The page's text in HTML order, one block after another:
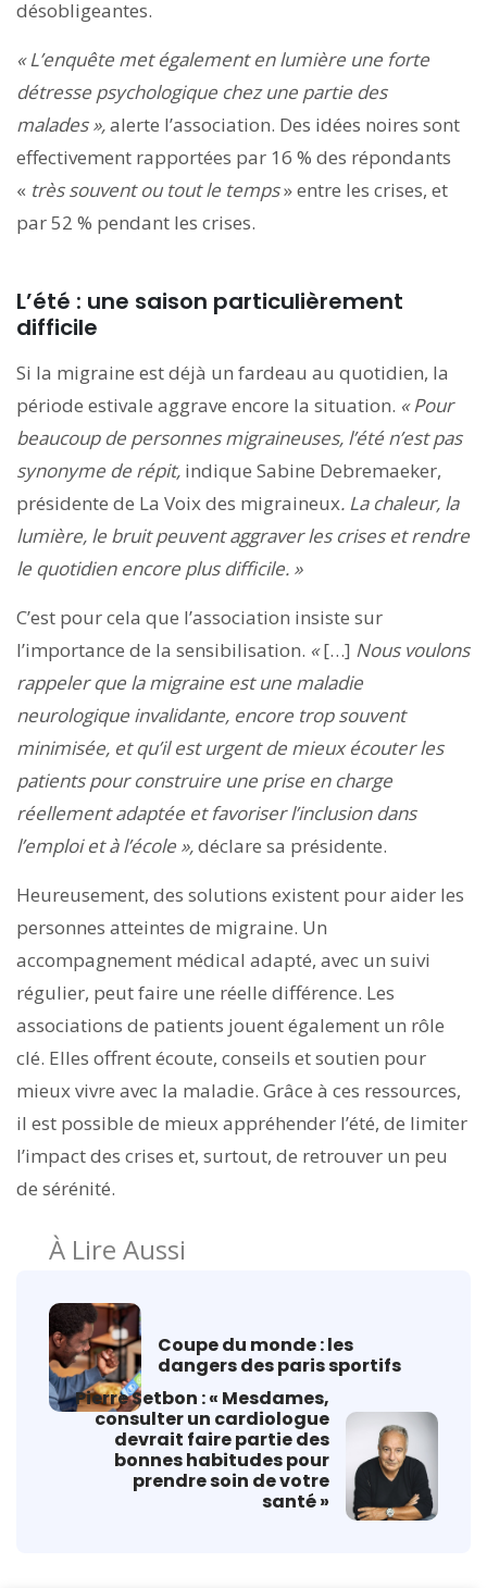
désobligeantes.
« L’enquête met également en lumière une forte
détresse psychologique chez une partie des
malades »,alerte l’association. Des idées noires sont
effectivement rapportées par 16 % des répondants
« très souvent ou tout le temps» entre les crises, et
par 52 % pendant les crises.
L’été : une saison particulièrement
difficile
Si la migraine est déjà un fardeau au quotidien, la
période estivale aggrave encore la situation. « Pour
beaucoup de personnes migraineuses, l’été n’est pas
synonyme de répit, indique Sabine Debremaeker,
présidente de La Voix des migraineux. La chaleur, la
lumière, le bruit peuvent aggraver les crises et rendre
le quotidien encore plus difficile. »
C’est pour cela que l’association insiste sur
l’importance de la sensibilisation. «[…] Nous voulons
rappeler que la migraine est une maladie
neurologique invalidante, encore trop souvent
minimisée, et qu’il est urgent de mieux écouter les
patients pour construire une prise en charge
réellement adaptée et favoriser l’inclusion dans
l’emploi et à l’école »,déclare sa présidente.
Heureusement, des solutions existent pour aider les
personnes atteintes de migraine. Un
accompagnement médical adapté, avec un suivi
régulier, peut faire une réelle différence. Les
associations de patients jouent également un rôle
clé. Elles offrent écoute, conseils et soutien pour
mieux vivre avec la maladie. Grâce à ces ressources,
il est possible de mieux appréhender l’été, de limiter
l’impact des crises et, surtout, de retrouver un peu
de sérénité.
À Lire Aussi
Coupe du monde : les
dangers des paris sportifs
Pierre Setbon : « Mesdames,
consulter un cardiologue
devrait faire partie des
bonnes habitudes pour
prendre soin de votre
santé »